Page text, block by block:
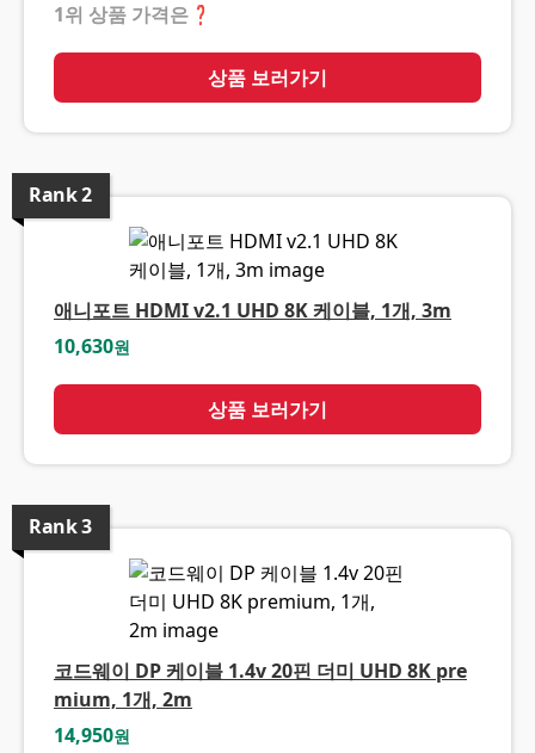
1위 상품 가격은 ❓
상품 보러가기
Rank2
애니포트 HDMI v2.1 UHD 8K 케이블, 1개, 3m
10,630원
상품 보러가기
Rank3
코드웨이 DP 케이블 1.4v 20핀 더미 UHD 8K pre
mium, 1개, 2m
14,950원